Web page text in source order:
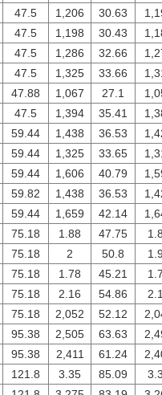
47.5 1,206 30.63
47.5 1,198 30.43
47.5 1,286 32.66
47.5 1,325 33.66
47.88 1,067 27.1
47.5 1,394 35.41
59.44 1,438 36.53
59.44 1,325 33.65
59.44 1,606 40.79
59.82 1,438 36.53
59.44 1,659 42.14
75.18 1.88 47.75
75.18 2 50.8
75.18 1.78 45.21
75.18 2.16 54.86
75.18 2,052 52.12
95.38 2,505 63.63
95.38 2,411 61.24
121.8 3.35 85.09